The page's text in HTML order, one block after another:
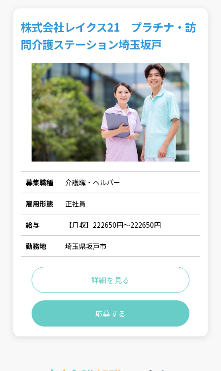
株式会社レイクス21 プラチナ・訪
問介護ステーション埼玉坂戸
募集職種 介護職・ヘルパー
雇用形態 正社員
給与 【月収】222650円〜222650円
勤務地 埼玉県坂戸市
詳細を見る
応募する